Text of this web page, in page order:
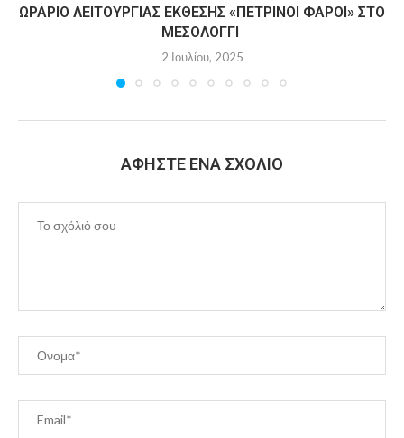
ΩΡΆΡΙΟ ΛΕΙΤΟΥΡΓΊΑΣ ΈΚΘΕΣΗΣ «ΠΈΤΡΙΝΟΙ ΦΆΡΟΙ» ΣΤΟ
ΜΕΣΟΛΌΓΓΙ
2 Ιουλίου, 2025
ΑΦΉΣΤΕ ΈΝΑ ΣΧΌΛΙΟ